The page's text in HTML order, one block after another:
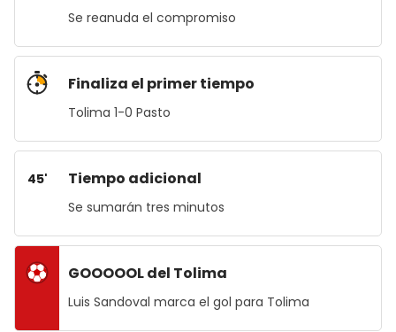
Se reanuda el compromiso
Finaliza el primer tiempo
Tolima 1-0 Pasto
45' Tiempo adicional
Se sumarán tres minutos
GOOOOOL del Tolima
Luis Sandoval marca el gol para Tolima